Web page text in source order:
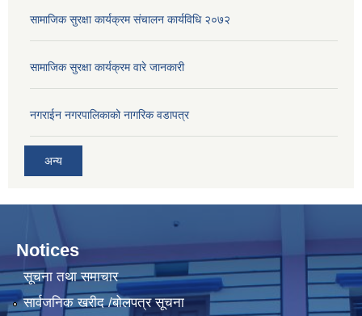
सामाजिक सुरक्षा कार्यक्रम संचालन कार्यविधि २०७२
सामाजिक सुरक्षा कार्यक्रम वारे जानकारी
नगराईन नगरपालिकाको नागरिक वडापत्र
अन्य
Notices
सूचना तथा समाचार
सार्वजनिक खरीद /बोलपत्र सूचना